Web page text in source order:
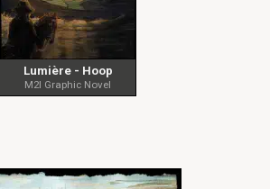
Lumière - Hoop
M2I Graphic Novel